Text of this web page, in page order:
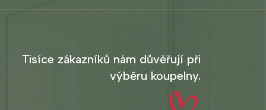
Tisíce zákazníků nám důvěřují při
výběru koupelny.